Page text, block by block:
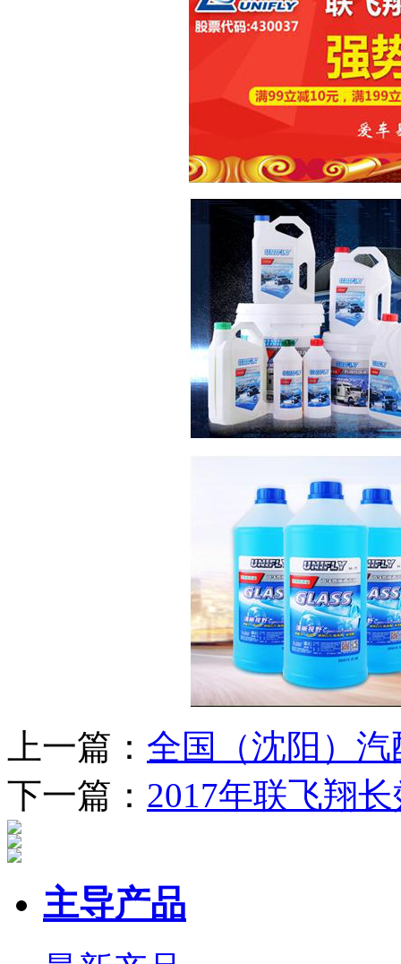
上一篇： 全国（沈阳）
下一篇： 2017年联飞翔
主导产品